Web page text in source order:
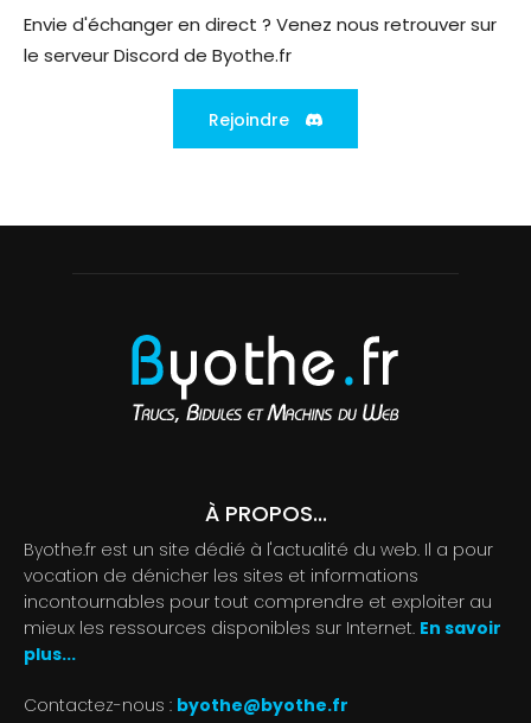
Envie d'échanger en direct ? Venez nous retrouver sur
le serveur Discord de Byothe.fr
Rejoindre
À PROPOS...
Byothe.fr est un site dédié à l'actualité du web. Il a pour
vocation de dénicher les sites et informations
incontournables pour tout comprendre et exploiter au
mieux les ressources disponibles sur Internet. En savoir
plus...
Contactez-nous : byothe@byothe.fr